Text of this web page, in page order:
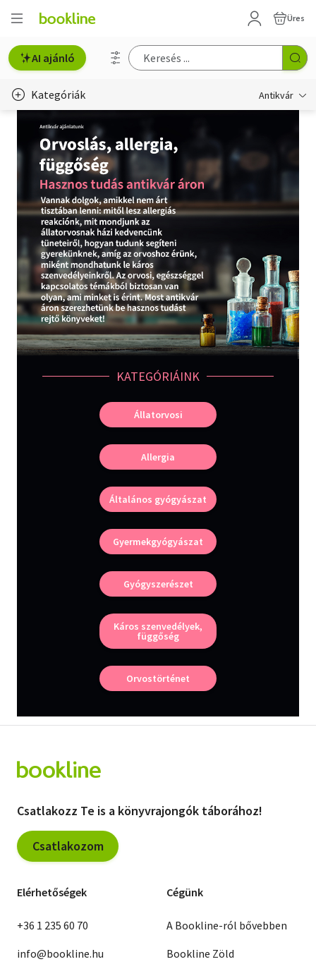
Üres
AI ajánló
Kategóriák Antikvár
Metszet
Régi képeslap
Életmód, egészség
Erotika
Gyermek- és ifjúsági
Hobbi, szabadidő
Idegen nyelvű
Irodalom
Szótár, nyelvkönyv
Társadalomtudomány
Természettudomány
KATEGÓRIÁINK
Állatorvosi
Allergia
Általános gyógyászat
Gyermekgyógyászat
Gyógyszerészet
Káros szenvedélyek,
függőség
Orvostörténet
Csatlakozz Te is a könyvrajongók táborához!
Csatlakozom
Elérhetőségek
+36 1 235 60 70
info@bookline.hu
Cégünk
A Bookline-ról bővebben
Bookline Zöld